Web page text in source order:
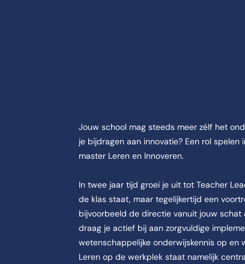
de CHE | Studeren doe je in Ede. De opleiding
| Studeren doe je in Ede.
Jouw school mag steeds meer zélf het
je bijdragen aan innovatie? Een rol
master Leren en Innoveren.
In twee jaar tijd groei je uit tot Teacher
de klas staat, maar tegelijkertijd een
bijvoorbeeld de directie vanuit jouw schat
draag je actief bij aan zorgvuldige
wetenschappelijke onderwijskennis op en
Leren op de werkplek staat namelijk